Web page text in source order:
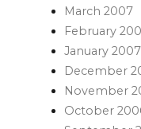
March 2007
February
January 2007
December
November
October